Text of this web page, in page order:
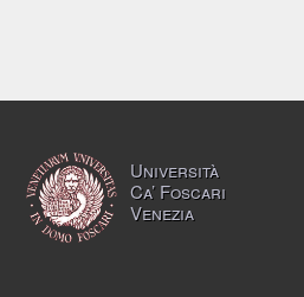
Università
Ca’ Foscari
Venezia